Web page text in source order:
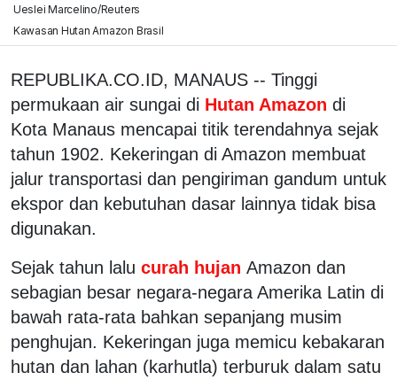
Ueslei Marcelino/Reuters
Kawasan Hutan Amazon Brasil
REPUBLIKA.CO.ID, MANAUS -- Tinggi
permukaan air sungai di Hutan Amazon di
Kota Manaus mencapai titik terendahnya sejak
tahun 1902. Kekeringan di Amazon membuat
jalur transportasi dan pengiriman gandum untuk
ekspor dan kebutuhan dasar lainnya tidak bisa
digunakan.
Sejak tahun lalu curah hujan Amazon dan
sebagian besar negara-negara Amerika Latin di
bawah rata-rata bahkan sepanjang musim
penghujan. Kekeringan juga memicu kebakaran
hutan dan lahan (karhutla) terburuk dalam satu